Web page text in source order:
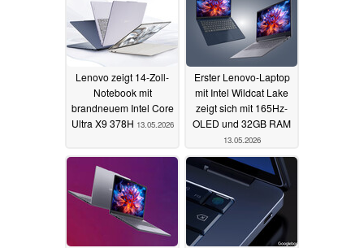
Lenovo zeigt 14-Zoll-
Notebook mit
brandneuem Intel Core
Ultra X9 378H 13.05.2026
Erster Lenovo-Laptop
mit Intel Wildcat Lake
zeigt sich mit 165Hz-
OLED und 32GB RAM
13.05.2026